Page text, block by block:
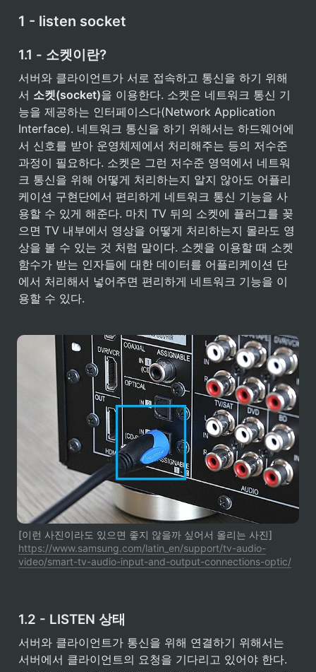
1 - listen socket
1.1 - 소켓이란?
서버와 클라이언트가 서로 접속하고 통신을 하기 위해
서 소켓(socket)을 이용한다. 소켓은 네트워크 통신 기
능을 제공하는 인터페이스다(Network Application
Interface). 네트워크 통신을 하기 위해서는 하드웨어에
서 신호를 받아 운영체제에서 처리해주는 등의 저수준
과정이 필요하다. 소켓은 그런 저수준 영역에서 네트워
크 통신을 위해 어떻게 처리하는지 알지 않아도 어플리
케이션 구현단에서 편리하게 네트워크 통신 기능을 사
용할 수 있게 해준다. 마치 TV 뒤의 소켓에 플러그를 꽂
으면 TV 내부에서 영상을 어떻게 처리하는지 몰라도 영
상을 볼 수 있는 것 처럼 말이다. 소켓을 이용할 때 소켓
함수가 받는 인자들에 대한 데이터를 어플리케이션 단
에서 처리해서 넣어주면 편리하게 네트워크 기능을 이
용할 수 있다.
https://www.samsung.com/latin_en/support/tv-audio-
video/smart-tv-audio-input-and-output-connections-optic/
1.2 - LISTEN 상태
서버와 클라이언트가 통신을 위해 연결하기 위해서는
서버에서 클라이언트의 요청을 기다리고 있어야 한다.